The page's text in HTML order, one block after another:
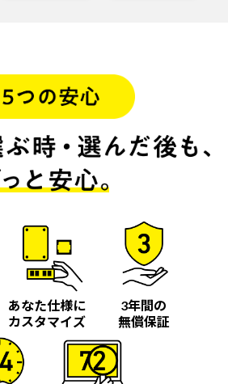
あなた仕様に
カスタマイズ
3年間の
無償保証